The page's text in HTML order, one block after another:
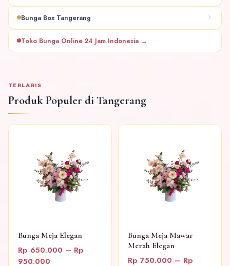
Bunga Box Tangerang
Toko Bunga Online 24 Jam Indonesia →
TERLARIS
Produk Populer di Tangerang
Bunga Meja Elegan
Rp 650.000 – Rp
950.000
Bunga Meja Mawar
Merah Elegan
Rp 750.000 – Rp